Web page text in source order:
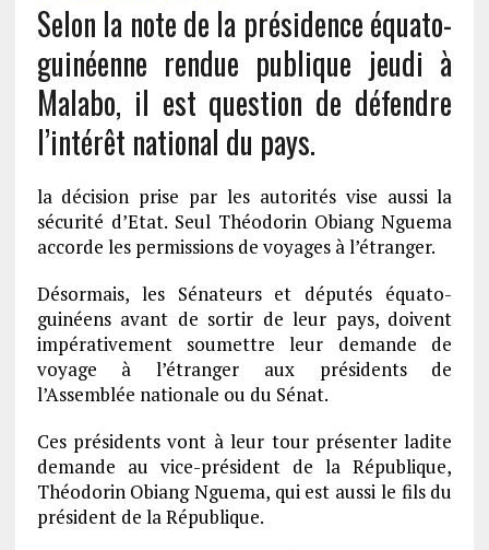
Selon la note de la présidence équato-
guinéenne rendue publique jeudi à
Malabo, il est question de défendre
l’intérêt national du pays.
la décision prise par les autorités vise aussi la
sécurité d’Etat. Seul Théodorin Obiang Nguema
accorde les permissions de voyages à l’étranger.
Désormais, les Sénateurs et députés équato-
guinéens avant de sortir de leur pays, doivent
impérativement soumettre leur demande de
voyage à l’étranger aux présidents de
l’Assemblée nationale ou du Sénat.
Ces présidents vont à leur tour présenter ladite
demande au vice-président de la République,
Théodorin Obiang Nguema, qui est aussi le fils du
président de la République.